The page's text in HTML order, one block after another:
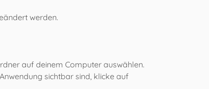
werden.
auf deinem Computer auswählen.
sichtbar sind, klicke auf